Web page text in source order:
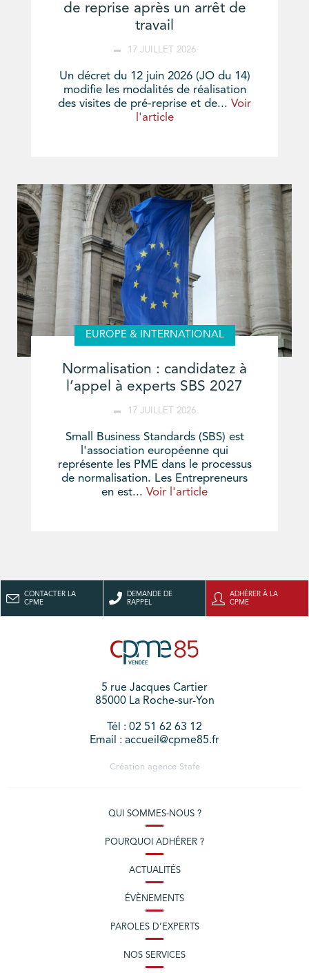
de reprise après un arrêt de
travail
17 JUILLET 2026
Un décret du 12 juin 2026 (JO du 14)
modifie les modalités de réalisation
des visites de pré-reprise et de... Voir
l'article
EUROPE & INTERNATIONAL
Normalisation : candidatez à
l’appel à experts SBS 2027
17 JUILLET 2026
Small Business Standards (SBS) est
l'association européenne qui
représente les PME dans le processus
de normalisation. Les Entrepreneurs
en est... Voir l'article
CONTACTER LA
CPME
DEMANDE DE
RAPPEL
ADHÉRER À LA
CPME
5 rue Jacques Cartier
85000 La Roche-sur-Yon
Tél : 02 51 62 63 12
Email : accueil@cpme85.fr
Création agence Stafe
QUI SOMMES-NOUS ?
POURQUOI ADHÉRER ?
ACTUALITÉS
ÉVÈNEMENTS
PAROLES D’EXPERTS
NOS SERVICES